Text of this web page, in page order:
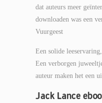
dat auteurs meer
downloaden was een
Vuurgeest
Een solide
Een verborgen
auteur maken het een
Jack Lance